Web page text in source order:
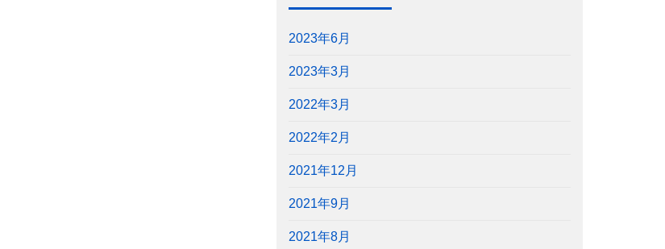
2023年6月
2023年3月
2022年3月
2022年2月
2021年12月
2021年9月
2021年8月